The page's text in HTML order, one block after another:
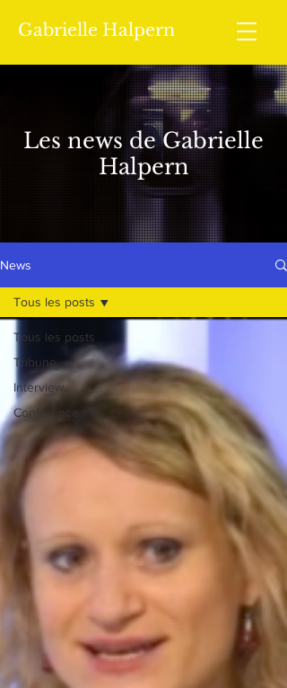
Gabrielle Halpern
Les news de Gabrielle
Halpern
News
Tous les posts
Tribune
Interview
Conférence
Tous les posts